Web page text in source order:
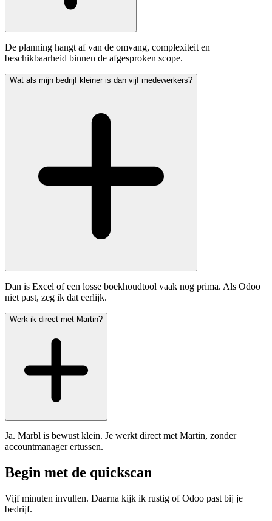
De planning hangt af van de omvang, complexiteit en
beschikbaarheid binnen de afgesproken scope.
Wat als mijn bedrijf kleiner is dan vijf medewerkers?
Dan is Excel of een losse boekhoudtool vaak nog prima. Als Odoo
niet past, zeg ik dat eerlijk.
Werk ik direct met Martin?
Ja. Marbl is bewust klein. Je werkt direct met Martin, zonder
accountmanager ertussen.
Begin met de quickscan
Vijf minuten invullen. Daarna kijk ik rustig of Odoo past bij je
bedrijf.